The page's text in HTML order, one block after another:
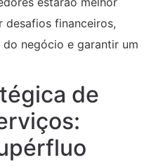
desafios financeiros,
negócio e garantir um
de